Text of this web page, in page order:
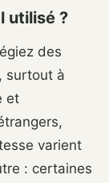
utilisé ?
des
surtout à
et
varient
: certaines